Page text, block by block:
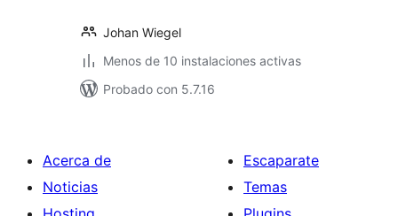
Johan Wiegel
Menos de 10 instalaciones activas
Probado con 5.7.16
Acerca de
Noticias
Escaparate
Temas